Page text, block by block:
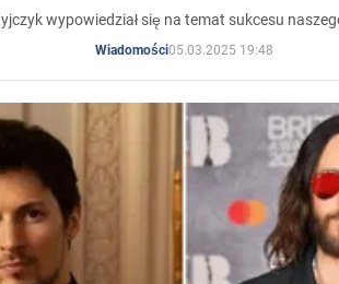
wypowiedział się na temat sukcesu
Wiadomości05.03.2025 19:48